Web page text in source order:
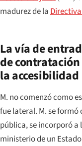
madurez de la
La vía de
de
la accesibilidad
M. no comenzó como
fue lateral. M. se
pública, se incorporó
ministerio de un